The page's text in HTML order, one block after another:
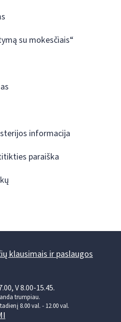
su mokesčiais“
informacija
paraiška
klausimais ir paslaugos
V 8.00-15.45.
trumpiau.
8.00 val. - 12.00 val.